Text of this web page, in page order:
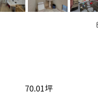
70.01坪